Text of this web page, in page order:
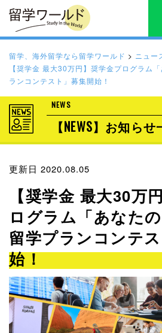
留学、海外留学なら留学ワールド > ニュー
【奨学金 最大30万円】奨学金プログラム
ランコンテスト」募集開始！
NEWS
【NEWS】お知らせ
更新日 2020.08.05
【奨学金 最大30万
ログラム「あなた
留学プランコンテ
始！